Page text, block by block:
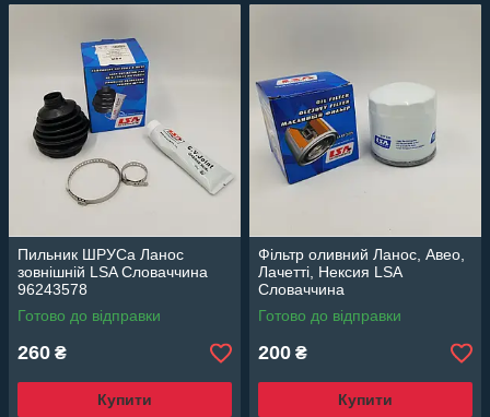
Пильник ШРУСа Ланос
зовнішній LSA Словаччина
96243578
Готово до відправки
260 ₴
Купити
Фільтр оливний Ланос, Авео,
Лачетті, Нексия LSA
Словаччина
Готово до відправки
200 ₴
Купити